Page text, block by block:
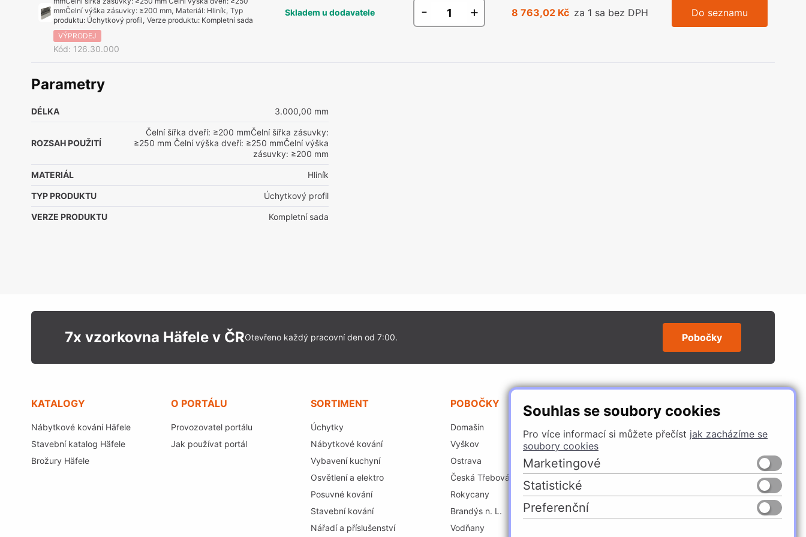
Souhlas se soubory cookies
Pro více informací si můžete přečíst jak zacházíme se
soubory cookies
Marketingové
Statistické
Preferenční
mmČelní výška zásuvky: ≥200 mm, Materiál: Hliník, Typ
produktu: Úchytkový profil, Verze produktu: Kompletní sada
VÝPRODEJ
Kód: 126.30.000
Skladem u dodavatele - + 8 763,02 Kč za 1 sa bez DPH Do seznamu
Parametry
DÉLKA 3.000,00 mm
ROZSAH POUŽITÍ
Čelní šířka dveří: ≥200 mmČelní šířka zásuvky:
≥250 mm Čelní výška dveří: ≥250 mmČelní výška
zásuvky: ≥200 mm
MATERIÁL Hliník
TYP PRODUKTU Úchytkový profil
VERZE PRODUKTU Kompletní sada
7x vzorkovna Häfele v ČROtevřeno každý pracovní den od 7:00. Pobočky
KATALOGY
Nábytkové kování Häfele
Stavební katalog Häfele
Brožury Häfele
O PORTÁLU
Provozovatel portálu
Jak používat portál
SORTIMENT
Úchytky
Nábytkové kování
Vybavení kuchyní
Osvětlení a elektro
Posuvné kování
Stavební kování
Nářadí a příslušenství
POBOČKY
Domašín
Vyškov
Ostrava
Česká Třebová
Rokycany
Brandýs n. L.
Vodňany
SLEDUJTE NÁS
Česko Slovensko